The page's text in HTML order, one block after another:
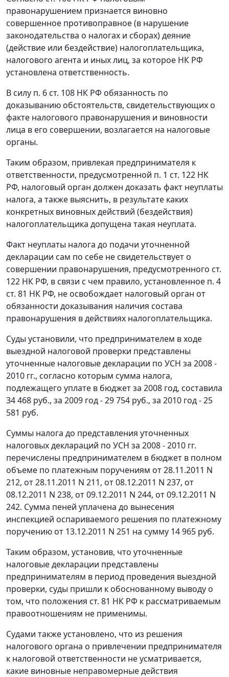
правонарушением признается виновно
совершенное противоправное (в нарушение
законодательства о налогах и сборах) деяние
(действие или бездействие) налогоплательщика,
налогового агента и иных лиц, за которое НК РФ
установлена ответственность.
В силу п. 6 ст. 108 НК РФ обязанность по
доказыванию обстоятельств, свидетельствующих о
факте налогового правонарушения и виновности
лица в его совершении, возлагается на налоговые
органы.
Таким образом, привлекая предпринимателя к
ответственности, предусмотренной п. 1 ст. 122 НК
РФ, налоговый орган должен доказать факт неуплаты
налога, а также выяснить, в результате каких
конкретных виновных действий (бездействия)
налогоплательщика допущена такая неуплата.
Факт неуплаты налога до подачи уточненной
декларации сам по себе не свидетельствует о
совершении правонарушения, предусмотренного ст.
122 НК РФ, в связи с чем правило, установленное п. 4
ст. 81 НК РФ, не освобождает налоговый орган от
обязанности доказывания наличия состава
правонарушения в действиях налогоплательщика.
Суды установили, что предпринимателем в ходе
выездной налоговой проверки представлены
уточненные налоговые декларации по УСН за 2008 -
2010 гг., согласно которым сумма налога,
подлежащего уплате в бюджет за 2008 год, составила
34 468 руб., за 2009 год - 29 754 руб., за 2010 год - 25
581 руб.
Суммы налога до представления уточненных
налоговых деклараций по УСН за 2008 - 2010 гг.
перечислены предпринимателем в бюджет в полном
объеме по платежным поручениям от 28.11.2011 N
212, от 28.11.2011 N 211, от 08.12.2011 N 237, от
08.12.2011 N 238, от 09.12.2011 N 244, от 09.12.2011 N
242. Сумма пеней уплачена до вынесения
инспекцией оспариваемого решения по платежному
поручению от 13.12.2011 N 251 на сумму 14 965 руб.
Таким образом, установив, что уточненные
налоговые декларации представлены
предпринимателям в период проведения выездной
проверки, суды пришли к обоснованному выводу о
том, что положения ст. 81 НК РФ к рассматриваемым
правоотношениям не применимы.
Судами также установлено, что из решения
налогового органа о привлечении предпринимателя
к налоговой ответственности не усматривается,
какие виновные неправомерные действия